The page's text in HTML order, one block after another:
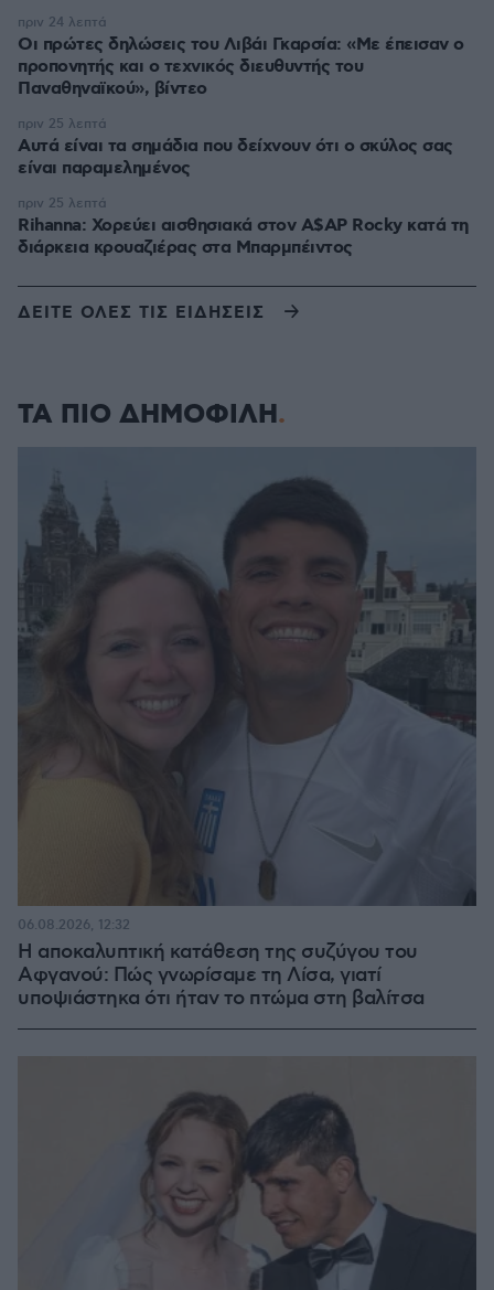
Οι πρώτες δηλώσεις του Λιβάι Γκαρσία: «Με έπεισαν ο
προπονητής και ο τεχνικός διευθυντής του
Παναθηναϊκού», βίντεο
πριν 24 λεπτά
Αυτά είναι τα σημάδια που δείχνουν ότι ο σκύλος σας
είναι παραμελημένος
πριν 25 λεπτά
Rihanna: Χορεύει αισθησιακά στον A$AP Rocky κατά τη
διάρκεια κρουαζιέρας στα Μπαρμπέιντος
πριν 25 λεπτά
ΔΕΙΤΕ ΟΛΕΣ ΤΙΣ ΕΙΔΗΣΕΙΣ
ΤΑ ΠΙΟ ΔΗΜΟΦΙΛΗ
Η αποκαλυπτική κατάθεση της συζύγου του
Αφγανού: Πώς γνωρίσαμε τη Λίσα, γιατί
υποψιάστηκα ότι ήταν το πτώμα στη βαλίτσα
06.08.2026, 12:32